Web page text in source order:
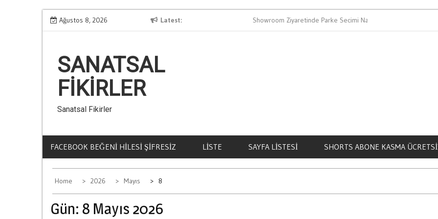
Skip
Ağustos 8, 2026 Latest
Kumar Borclarindan Kurtulmanin Yollari Showroom Ziyaretinde Parke Secimi Nasil Yapilir
SANATSAL
FIKIRLER
Sanatsal Fikirler
FACEBOOK BEĞENI HILESI ŞIFRESIZ LISTE SAYFA LISTESI SHORTS ABONE KASMA
Home 2026 Mayıs 8
Gün: 8 Mayıs 2026